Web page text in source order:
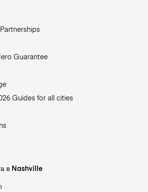
Guarantee
Guides for all cities
в Nashville